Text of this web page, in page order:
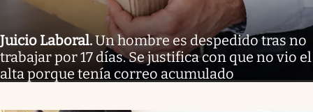
Juicio Laboral.Un hombre es despedido tras no
trabajar por 17 días. Se justifica con que no vio el
alta porque tenía correo acumulado